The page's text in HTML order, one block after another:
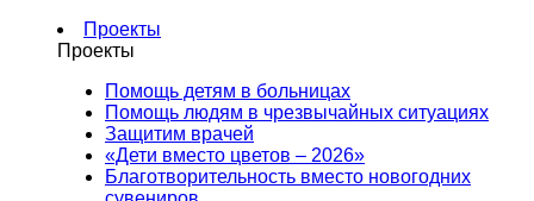
Проекты
Проекты
Помощь детям в больницах
Помощь людям в чрезвычайных ситуациях
Защитим врачей
«Дети вместо цветов – 2026»
Благотворительность вместо новогодних